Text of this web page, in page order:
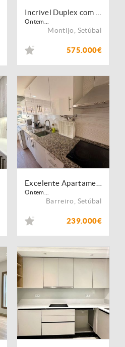
Ontem...
Montijo Setúbal
575.000€
Ontem...
Barreiro Setúbal
239.000€